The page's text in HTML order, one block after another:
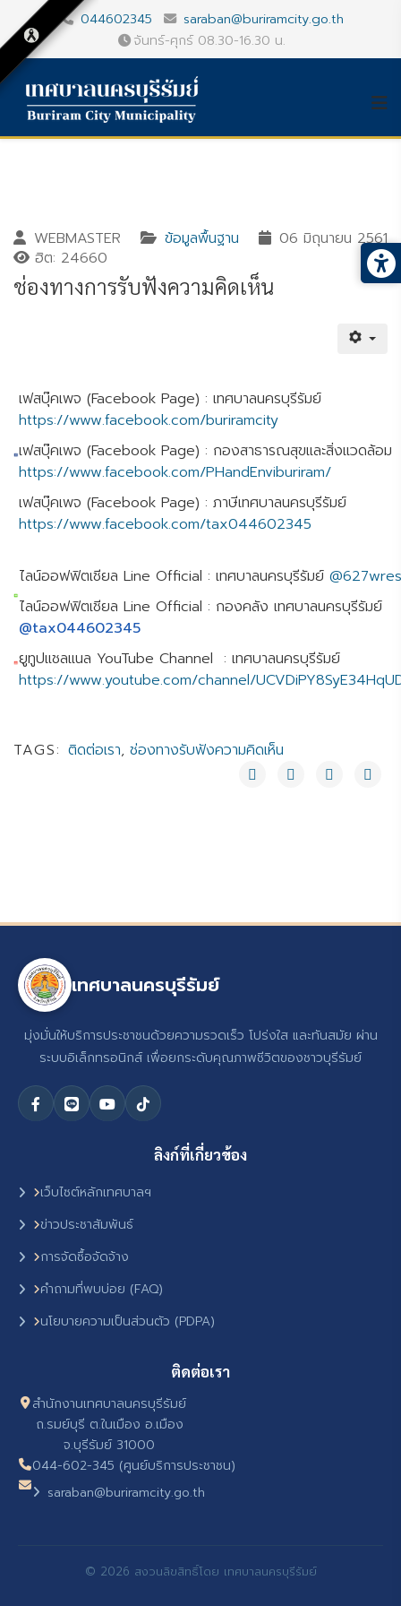
044602345
saraban@buriramcity.go.th
จันทร์-ศุกร์ 08.30-16.30 น.
WEBMASTER ข้อมูลพื้นฐาน
06 มิถุนายน 2561
ฮิต: 24660
ช่องทางการรับฟังความคิดเห็น
เฟสบุ๊คเพจ (Facebook Page) : เทศบาลนครบุรีรัมย์
https://www.facebook.com/buriramcity
เฟสบุ๊คเพจ (Facebook Page) : กองสาธารณสุขและสิ่งแวดล้อม
https://www.facebook.com/PHandEnviburiram/
เฟสบุ๊คเพจ (Facebook Page) : ภาษีเทศบาลนครบุรีรัมย์
https://www.facebook.com/tax044602345
ไลน์ออฟฟิตเชียล Line Official : เทศบาลนครบุรีรัมย์
ไลน์ออฟฟิตเชียล Line Official : กองคลัง เทศบาลนครบุรีรัมย์
@tax044602345
ยูทูปแชลแนล YouTube Channel : เทศบาลนครบุรีรัมย์
https://www.youtube.com/channel/
TAGS: ติดต่อเรา, ช่องทางรับฟังความคิดเห็น
เทศบาลนครบุรีรัมย์
มุ่งมั่นให้บริการประชาชนด้วยความรวดเร็ว โปร่งใส และทันสมัย ผ่าน
ระบบอิเล็กทรอนิกส์ เพื่อยกระดับคุณภาพชีวิตของชาวบุรีรัมย์
ลิงก์ที่เกี่ยวข้อง
เว็บไซต์หลักเทศบาลฯ
ข่าวประชาสัมพันธ์
การจัดซื้อจัดจ้าง
คำถามที่พบบ่อย (FAQ)
นโยบายความเป็นส่วนตัว (PDPA)
ติดต่อเรา
สำนักงานเทศบาลนครบุรีรัมย์
ถ.รมย์บุรี ต.ในเมือง อ.เมือง
จ.บุรีรัมย์ 31000
044-602-345 (ศูนย์บริการประชาชน)
saraban@buriramcity.go.th
© 2026 สงวนลิขสิทธิ์โดย เทศบาลนครบุรีรัมย์